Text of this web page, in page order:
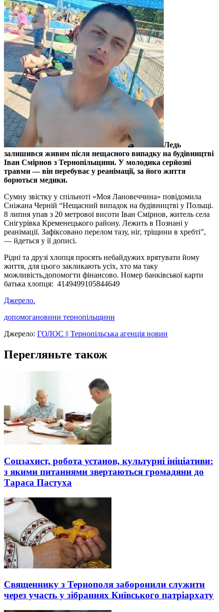
Ледь
залишився живим після нещасного випадку на будівництві
Іван Смірнов з Тернопільщини. У молодика серйозні
травми — він перебуває у реанімації, за його життя
борються медики.
Сумну звістку у спільноті «Моя Лановеччина» повідомила
Сніжана Черній “Нещасний випадок на будівництві у Польщі.
8 липня упав з 20 метрової висоти Іван Смірнов, житель села
Снігурівка Кременецького району. Лежить в Познані у
реанімації. Зафіксовано перелом тазу, ніг, тріщини в хребті”,
— йдеться у її дописі.
Рідні та друзі хлопця просять небайдужих врятувати йому
життя, для цього закликають усіх, хто ма таку
можливість,допомогти фінансово. Номер банківської карти
батька хлопця: 4149499105844649
Джерело.
допомогановини тернопільщини
Джерело: ГОЛОС || Тернопільська агенція новин
Перегляньте також
Соцзахист, робота установ, культурні ініціативи:
з якими питаннями звертаються громадяни до
Тараса Пастуха
Священнику з Тернополя заборонили служити
через участь у зібраннях Київського патріархату